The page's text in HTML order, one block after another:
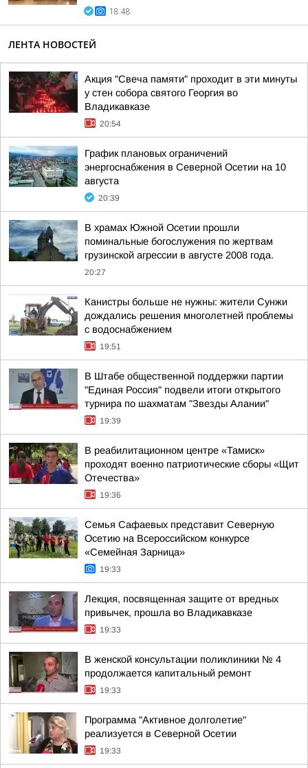
18:48
ЛЕНТА НОВОСТЕЙ
Акция "Свеча памяти" проходит в эти минуты
у стен собора святого Георгия во
Владикавказе
20:54
График плановых ограничений
энергоснабжения в Северной Осетии на 10
августа
20:39
В храмах Южной Осетии прошли
поминальные богослужения по жертвам
грузинской агрессии в августе 2008 года.
20:27
Канистры больше не нужны: жители Сунжи
дождались решения многолетней проблемы
с водоснабжением
19:51
В Штабе общественной поддержки партии
"Единая Россия" подвели итоги открытого
турнира по шахматам "Звезды Алании"
19:39
В реабилитационном центре «Тамиск»
проходят военно патриотические сборы «Щит
Отечества»
19:36
Семья Сафаевых представит Северную
Осетию на Всероссийском конкурсе
«Семейная Зарница»
19:33
Лекция, посвященная защите от вредных
привычек, прошла во Владикавказе
19:33
В женской консультации поликлиники № 4
продолжается капитальный ремонт
19:33
Программа "Активное долголетие"
реализуется в Северной Осетии
19:33